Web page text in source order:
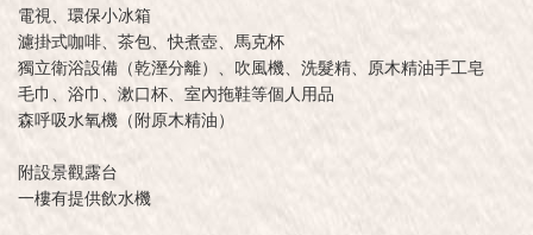
電視、環保小冰箱
濾掛式咖啡、茶包、快煮壺、馬克杯
獨立衛浴設備（乾溼分離）、吹風機、洗髮精、原木精油手工皂
毛巾、浴巾、漱口杯、室內拖鞋等個人用品
森呼吸水氧機（附原木精油）
附設景觀露台
一樓有提供飲水機